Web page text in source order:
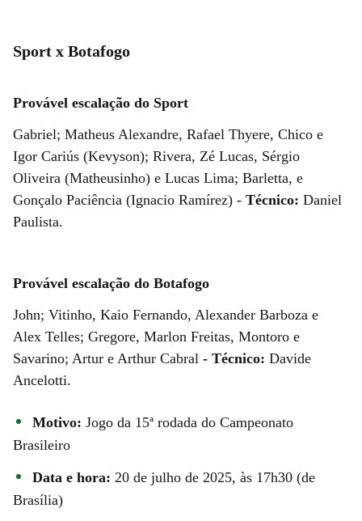
Sport x Botafogo
Provável escalação do Sport
Gabriel; Matheus Alexandre, Rafael Thyere, Chico e
Igor Cariús (Kevyson); Rivera, Zé Lucas, Sérgio
Oliveira (Matheusinho) e Lucas Lima; Barletta, e
Gonçalo Paciência (Ignacio Ramírez) - Técnico: Daniel
Paulista.
Provável escalação do Botafogo
John; Vitinho, Kaio Fernando, Alexander Barboza e
Alex Telles; Gregore, Marlon Freitas, Montoro e
Savarino; Artur e Arthur Cabral - Técnico: Davide
Ancelotti.
Motivo: Jogo da 15ª rodada do Campeonato
Brasileiro
Data e hora: 20 de julho de 2025, às 17h30 (de
Brasília)